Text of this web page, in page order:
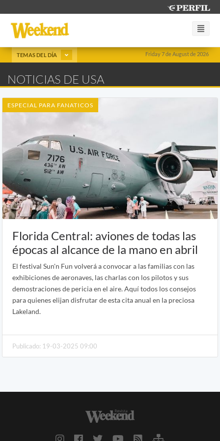
Friday 7 de August de 2026
TEMAS DEL DÍA
NOTICIAS DE USA
ESPECIAL PARA FANATICOS
Florida Central: aviones de todas las
épocas al alcance de la mano en abril
El festival Sun'n Fun volverá a convocar a las familias con las
exhibiciones de aeronaves, las charlas con los pilotos y sus
demostraciones de pericia en el aire. Aquí todos los consejos
para quienes elijan disfrutar de esta cita anual en la preciosa
Lakeland.
Publicado: 19-03-2025 09:00